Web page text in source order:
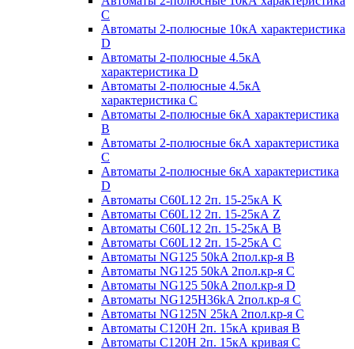
C
Автоматы 2-полюсные 10кА характеристика
D
Автоматы 2-полюсные 4.5кА
характеристика D
Автоматы 2-полюсные 4.5кА
характеристика С
Автоматы 2-полюсные 6кА характеристика
B
Автоматы 2-полюсные 6кА характеристика
C
Автоматы 2-полюсные 6кА характеристика
D
Автоматы C60L12 2п. 15-25кА K
Автоматы C60L12 2п. 15-25кА Z
Автоматы C60L12 2п. 15-25кА B
Автоматы C60L12 2п. 15-25кА C
Автоматы NG125 50kA 2пол.кр-я B
Автоматы NG125 50kA 2пол.кр-я C
Автоматы NG125 50kA 2пол.кр-я D
Автоматы NG125H36kA 2пол.кр-я C
Автоматы NG125N 25kA 2пол.кр-я C
Автоматы С120H 2п. 15кА кривая B
Автоматы С120H 2п. 15кА кривая C